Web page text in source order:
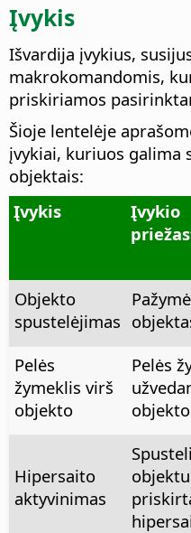
Įvykis
Išvardija įvykius,
makrokomandomis,
priskiriamos
Šioje lentelėje
įvykiai, kuriuos galima
objektais:
Įvykis
Įvykio
Objekto
spustelėjimas
Pelės
žymeklis virš
objekto
Pelės
Hipersaito
aktyvinimas